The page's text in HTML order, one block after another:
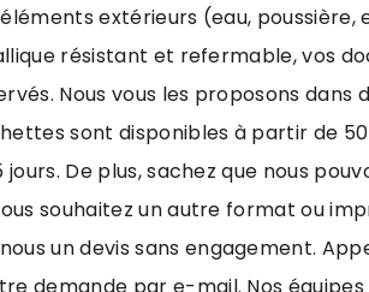
extérieurs (eau, poussière,
résistant et refermable, vos
Nous vous les proposons dans
sont disponibles à partir de
De plus, sachez que nous
souhaitez un autre format ou
un devis sans engagement.
demande par e-mail. Nos équipes